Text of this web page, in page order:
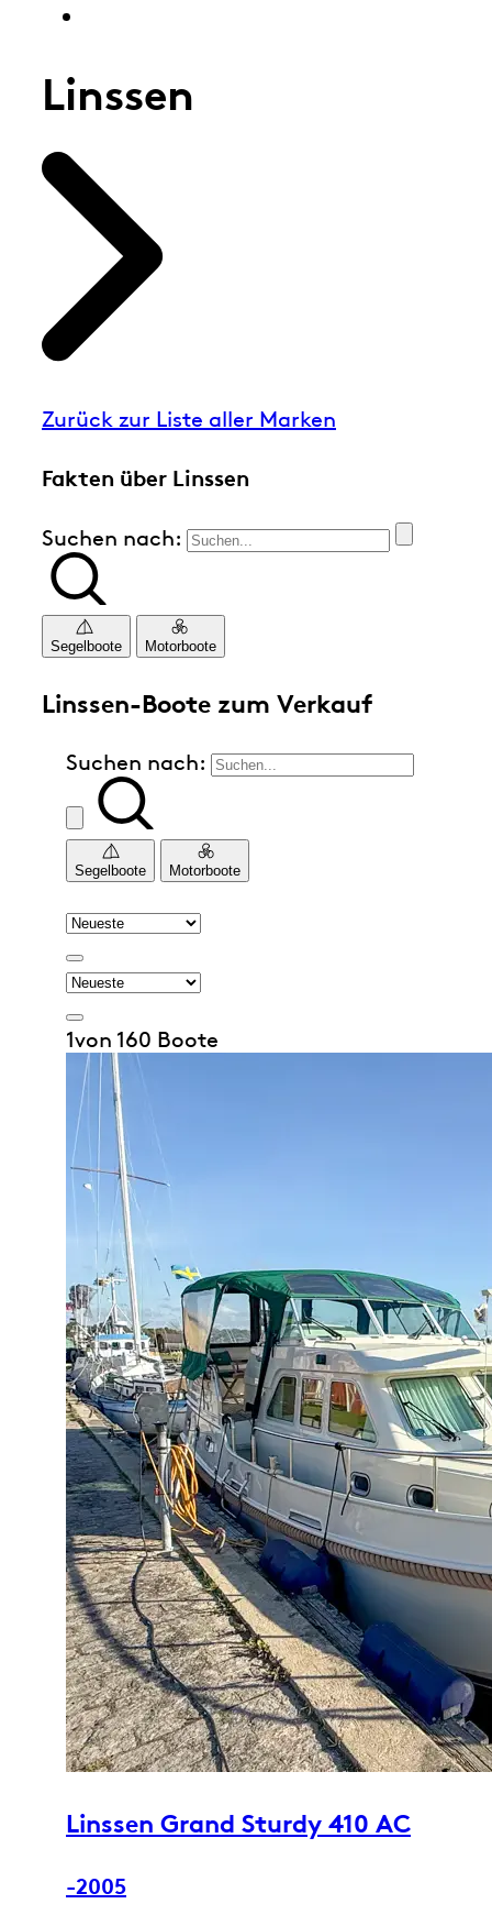
Linssen
Zurück zur Liste aller Marken
Fakten über Linssen
Suchen nach:
Segelboote Motorboote
Linssen-Boote zum Verkauf
Suchen nach:
Segelboote Motorboote
1von 160 Boote
Linssen Grand Sturdy 410 AC
-2005